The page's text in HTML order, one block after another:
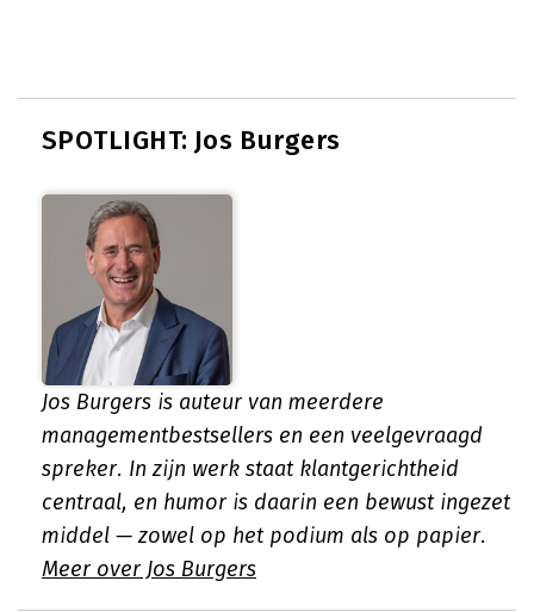
SPOTLIGHT: Jos Burgers
Jos Burgers is auteur van meerdere
managementbestsellers en een veelgevraagd
spreker. In zijn werk staat klantgerichtheid
centraal, en humor is daarin een bewust ingezet
middel — zowel op het podium als op papier.
Meer over Jos Burgers